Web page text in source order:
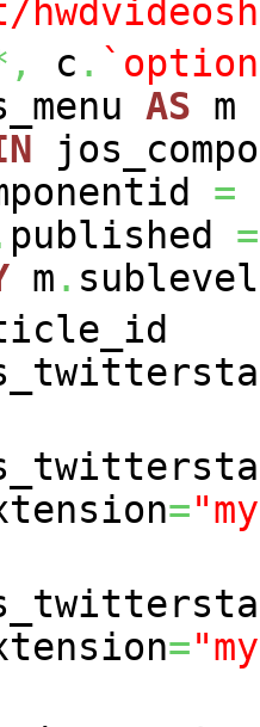
c .
AS m
=
published =
m . sublevel
=
=